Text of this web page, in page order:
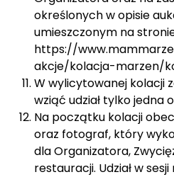
określonych w opisie
umieszczonym na
https://
akcje/kolacja-marzen/
W wylicytowanej kolacji
wziąć udział tylko jedna
Na początku kolacji
oraz fotograf, który
dla Organizatora,
restauracji. Udział w